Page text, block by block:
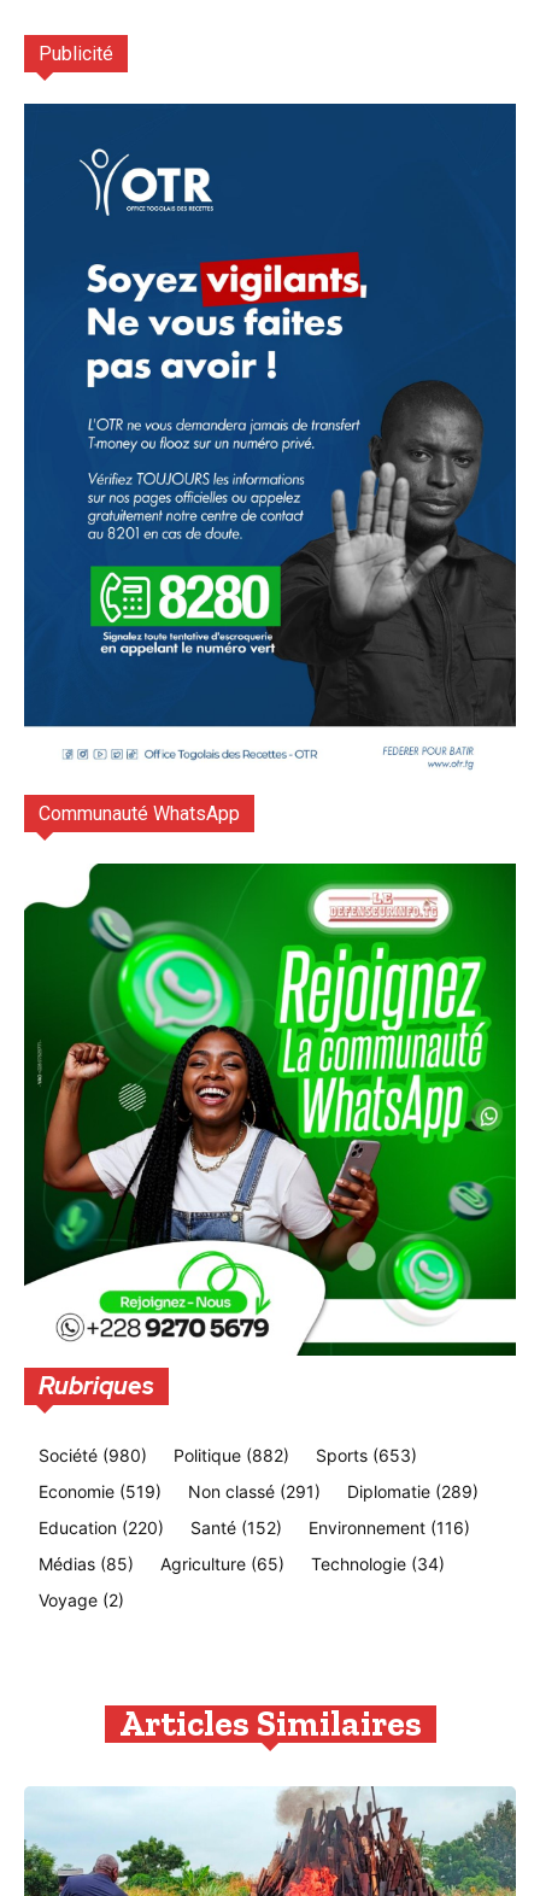
Publicité
Communauté WhatsApp
Rubriques
Société (980) Politique (882) Sports (653)
Economie (519) Non classé (291) Diplomatie (289)
Education (220) Santé (152) Environnement (116)
Médias (85) Agriculture (65) Technologie (34)
Voyage (2)
Articles Similaires